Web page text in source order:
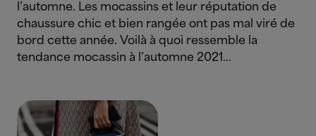
l’automne. Les mocassins et leur réputation de
chaussure chic et bien rangée ont pas mal viré de
bord cette année. Voilà à quoi ressemble la
tendance mocassin à l’automne 2021…